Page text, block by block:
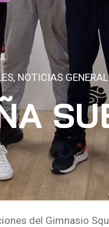
, NOTICIAS GENERAL
del Gimnasio